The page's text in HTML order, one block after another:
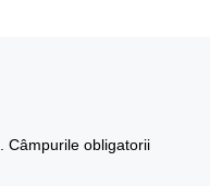
Câmpurile obligatorii